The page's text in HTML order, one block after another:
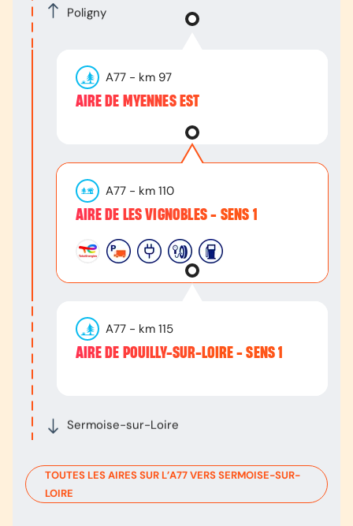
Poligny
Sermoise-sur-Loire
A77 - km 97
AIRE DE MYENNES EST
A77 - km 110
AIRE DE LES VIGNOBLES - SENS 1
A77 - km 115
AIRE DE POUILLY-SUR-LOIRE - SENS 1
TOUTES LES AIRES SUR L’A77VERSSERMOISE-SUR-
LOIRE